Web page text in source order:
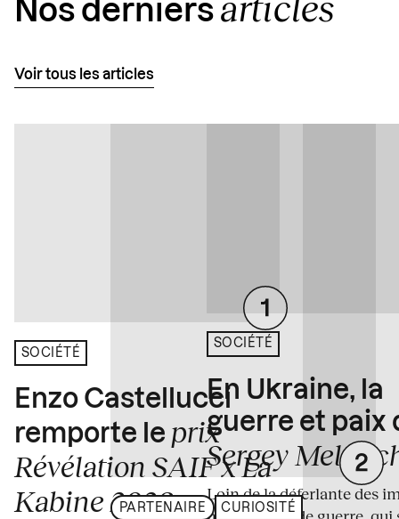
Nos derniers
Voir tous les articles
SOCIÉTÉ
Enzo Castellucci
remporte le prix
Révélation SAIF x La
Kabine 2026
PARTENAIRE CURIOSITÉ
SOCIÉTÉ
En Ukraine, la
guerre et paix
Sergey
Loin de la déferlante des
médiatiques de guerre, qui